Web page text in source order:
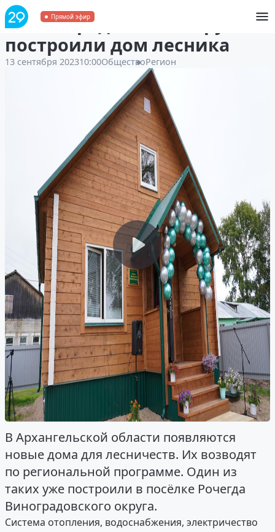
Прямой эфир
В Виноградовском округе
построили дом лесника
13 сентября 202310:00ОбществоРегион
В Архангельской области появляются
новые дома для лесничеств. Их возводят
по региональной программе. Один из
таких уже построили в посёлке Рочегда
Виноградовского округа.
Система отопления, водоснабжения, электричество